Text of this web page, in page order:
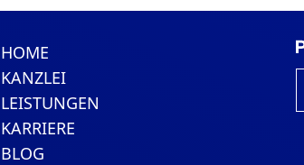
HOME
KANZLEI
LEISTUNGEN
KARRIERE
BLOG